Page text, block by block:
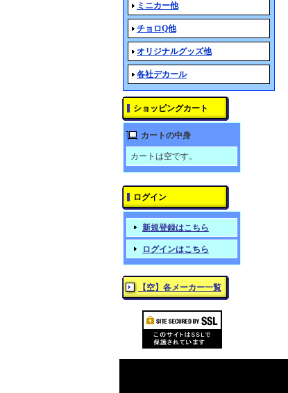
ミニカー他
チョロQ他
オリジナルグッズ他
各社デカール
ショッピングカート
カートの中身
カートは空です。
ログイン
新規登録はこちら
ログインはこちら
【空】各メーカー一覧